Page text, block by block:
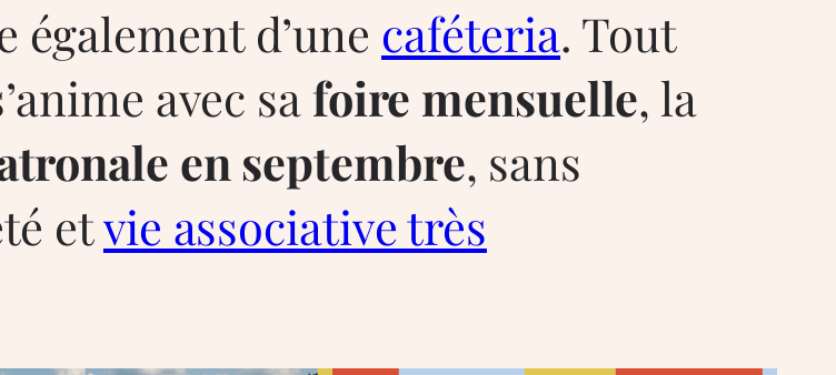
également d’une caféteria. Tout
avec sa foire mensuelle, la
en septembre, sans
etvie associative très